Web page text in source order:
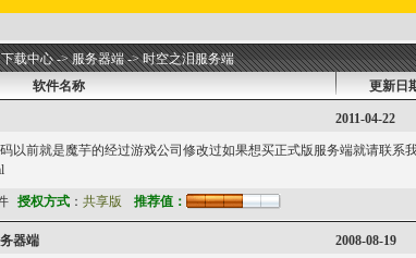
下载中心->服务器端->时空之泪服务端
软件名称
更新日
2011-04-22
以前就是魔芋的经过游戏公司修改过如果想买正式版服务端就请联系
授权方式： 共享版 推荐值：
器端 2008-08-19